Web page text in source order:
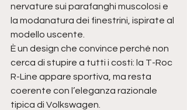
nervature sui parafanghi muscolosi e
la modanatura dei finestrini, ispirate al
modello uscente.
È un design che convince perché non
cerca di stupire a tutti i costi: la T-Roc
R-Line appare sportiva, ma resta
coerente con l’eleganza razionale
tipica di Volkswagen.